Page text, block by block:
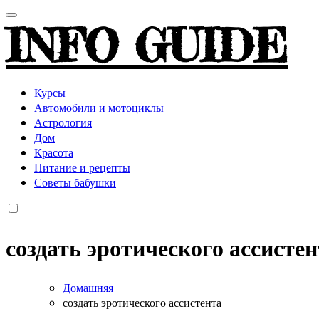
INFO GUIDE
Курсы
Автомобили и мотоциклы
Астрология
Дом
Красота
Питание и рецепты
Советы бабушки
создать эротического
Домашняя
создать эротического ассистента